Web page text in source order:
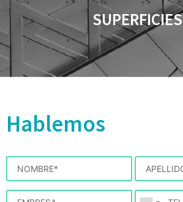
SUPERFICIES
Hablemos